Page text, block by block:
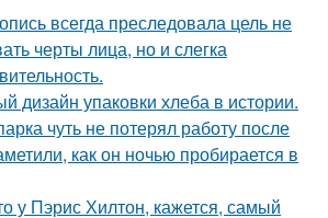
всегда преследовала цель не
черты лица, но и слегка
дизайн упаковки хлеба в истории.
чуть не потерял работу после
как он ночью пробирается в
у Пэрис Хилтон, кажется, самый